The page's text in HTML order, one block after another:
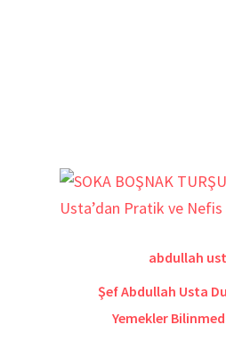
abdullah
Şef Abdullah Usta
Yemekler